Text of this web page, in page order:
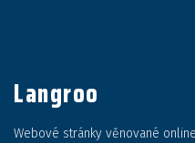
Langroo
Webové stránky věnované